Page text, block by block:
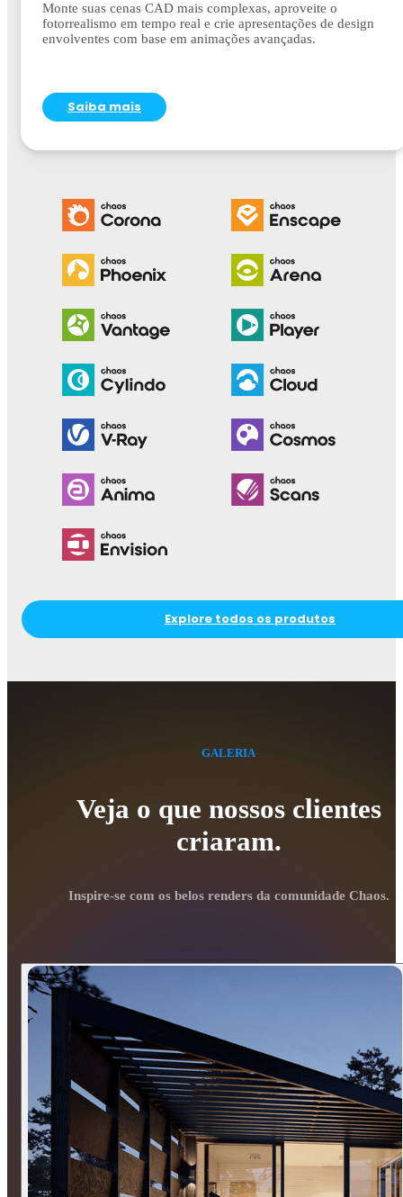
Monte suas cenas CAD mais complexas, aproveite o
fotorrealismo em tempo real e crie apresentações de design
envolventes com base em animações avançadas.
Saiba mais
Explore todos os produtos
Veja o que nossos clientes
criaram.
GALERIA
Inspire-se com os belos renders da comunidade Chaos.